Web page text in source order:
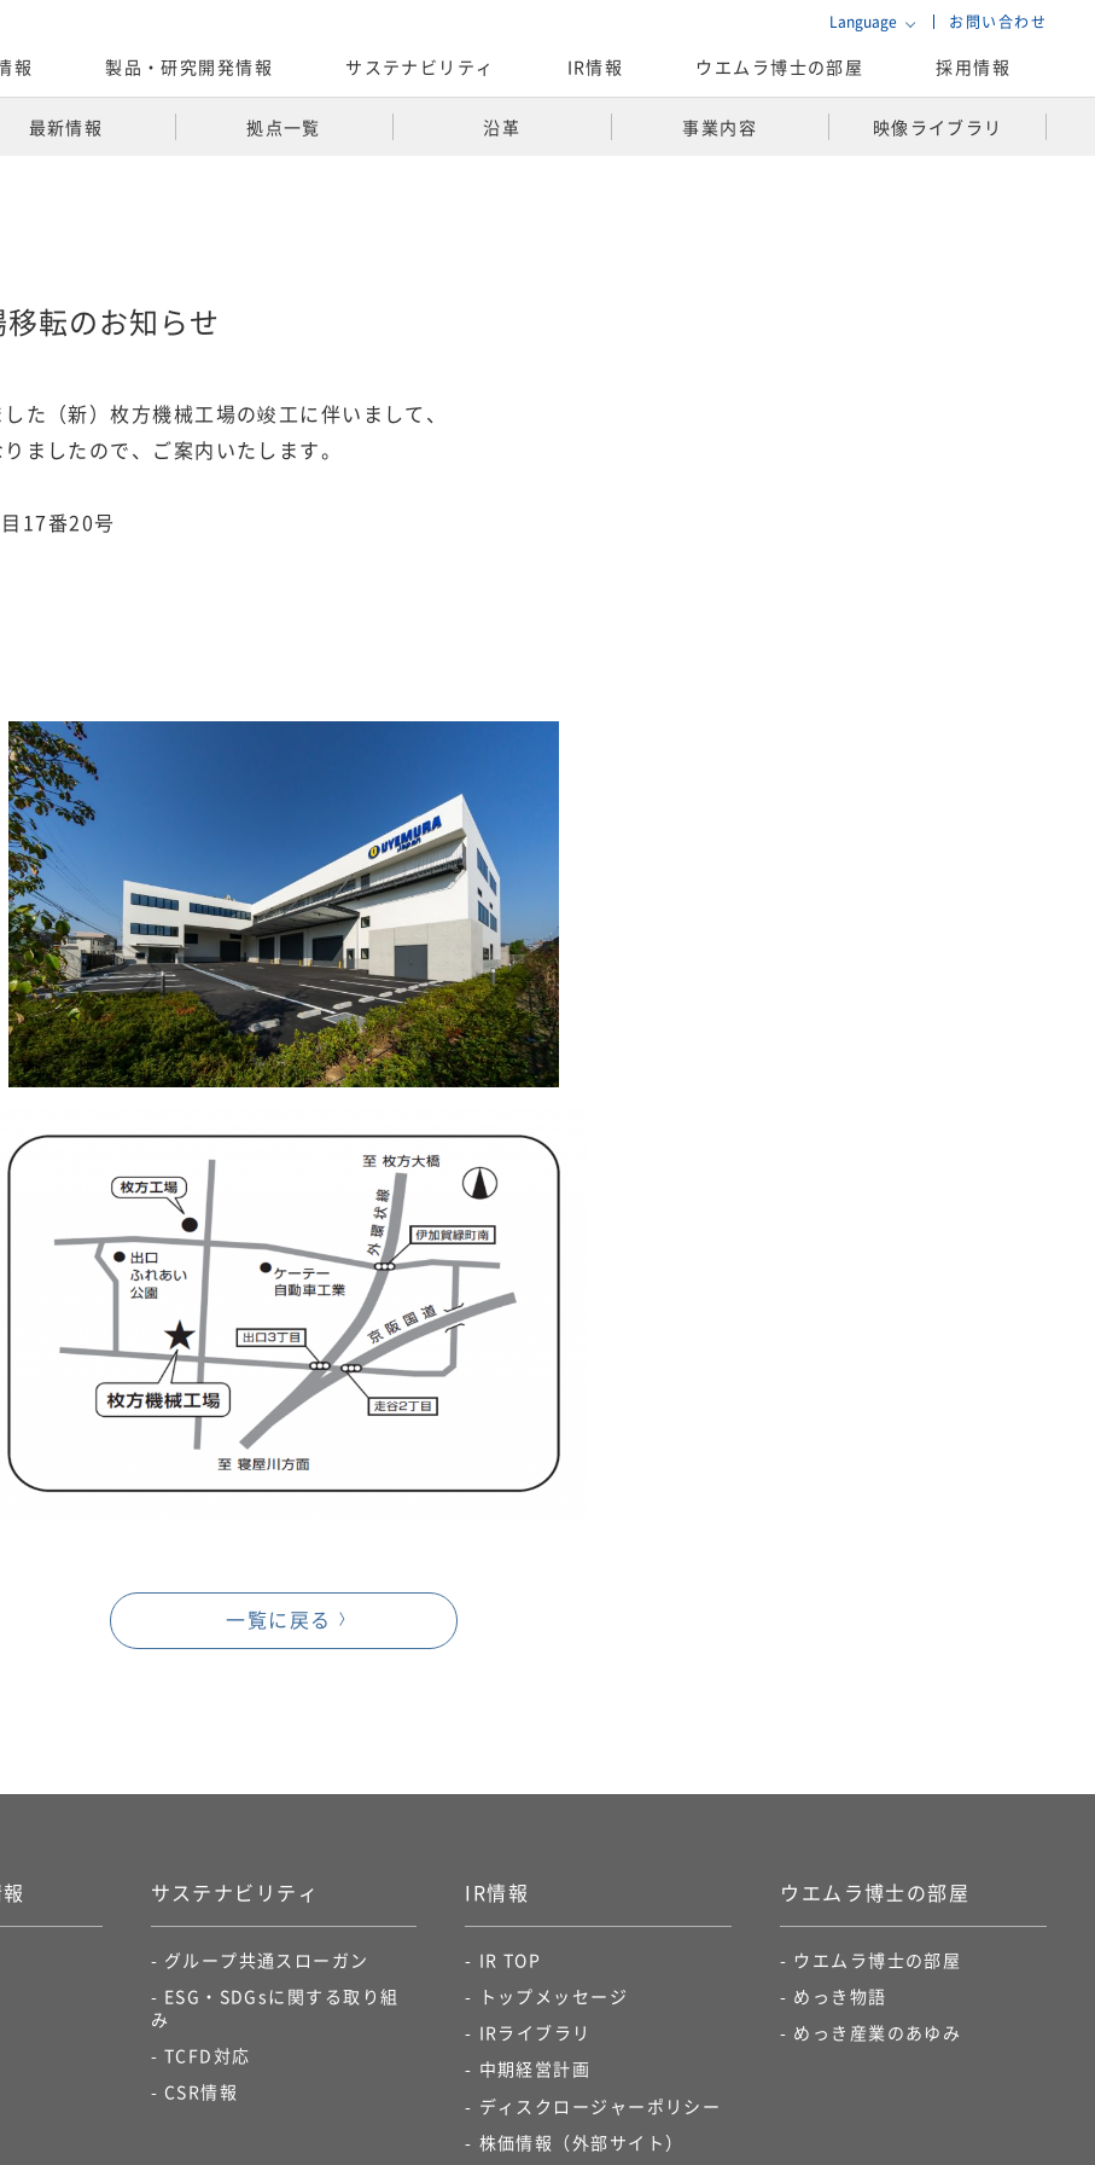
報 製品・研究開発情報​ サステナビリティ IR情報 ウエムラ博士の部屋 採用情報
Language お問い合わせ
最新情報 拠点一覧​ 沿革​ 事業内容​ 映像ライブラリ
転のお知らせ
た（新）枚方機械工場の竣工に伴いまして、
ましたので、ご案内いたします。
17番20号
一覧に戻る
サステナビリティ
グループ共通スローガン
ESG・SDGsに関する取り組
み
TCFD対応
CSR情報​
IR情報​
IR TOP
トップメッセージ
IRライブラリ​
中期経営計画
ディスクロージャーポリシー​
株価情報（外部サイト）
ウエムラ博士の部屋
ウエムラ博士の部屋
めっき物語​
めっき産業のあゆみ​